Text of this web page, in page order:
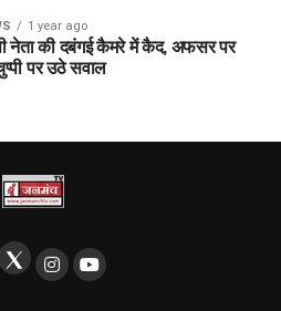
1 year ago
नेता की दबंगई कैमरे में कैद, अफसर पर
पर उठे सवाल